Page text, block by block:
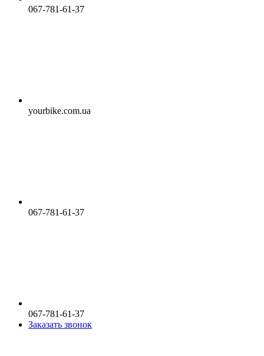
067-781-61-37
yourbike.com.ua
067-781-61-37
067-781-61-37
Заказать звонок